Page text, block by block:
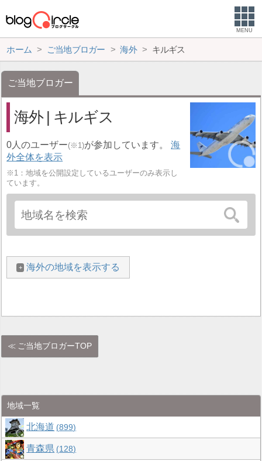
MENU
ホーム ご当地ブロガー 海外 キルギス
ご当地ブロガー
海外 | キルギス
0人のユーザー(※1)が参加しています。海
外全体を表示
※1：地域を公開設定しているユーザーのみ表示し
ています。
海外の地域を表示する
ご当地ブロガーTOP
地域一覧
北海道 899
青森県 128